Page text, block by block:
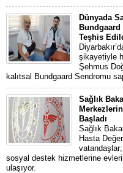
Dünyada
Bundgaard
Teşhis
şikayetiyle
Şehmus
kalıtsal Bundgaard Sendromu
Sağlık
Başladı
Sağlık
Hasta
sosyal destek hizmetlerine
ulaşıyor.